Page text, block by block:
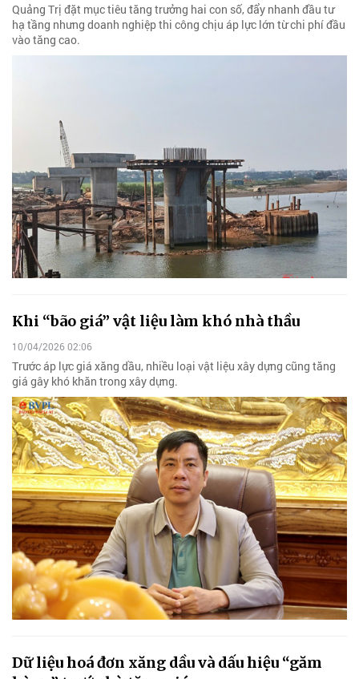
Quảng Trị đặt mục tiêu tăng trưởng hai con số, đẩy nhanh đầu tư
hạ tầng nhưng doanh nghiệp thi công chịu áp lực lớn từ chi phí đầu
vào tăng cao.
Khi “bão giá” vật liệu làm khó nhà thầu
10/04/2026 02:06
Trước áp lực giá xăng dầu, nhiều loại vật liệu xây dựng cũng tăng
giá gây khó khăn trong xây dựng.
Dữ liệu hoá đơn xăng dầu và dấu hiệu “găm